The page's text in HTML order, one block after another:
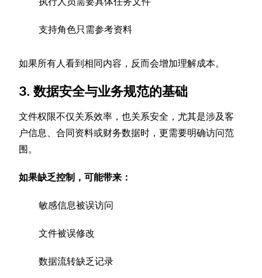
支持角色只需参考资料
如果所有人看到相同内容，反而会增加理解成本。
3. 数据安全与业务规范的基础
文件权限不仅关系效率，也关系安全，尤其是涉及客
户信息、合同资料或财务数据时，更需要明确访问范
围。
如果缺乏控制，可能带来：
敏感信息被误访问
文件被误修改
数据流转缺乏记录